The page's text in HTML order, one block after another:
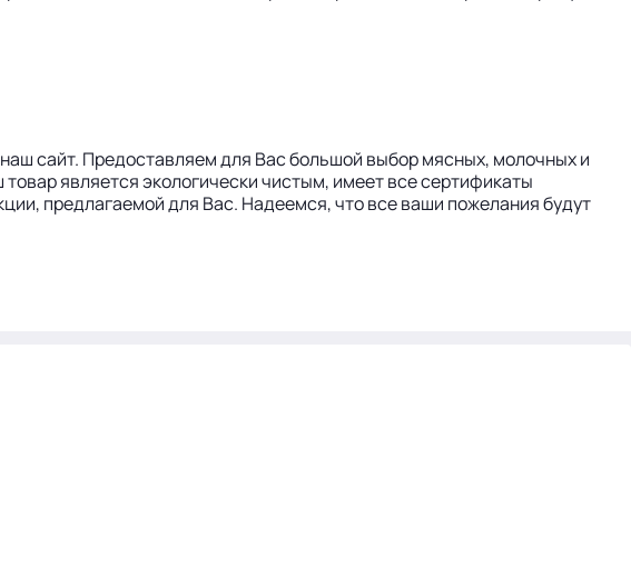
сайт. Предоставляем для Вас большой выбор мясных, молочных и
является экологически чистым, имеет все сертификаты
предлагаемой для Вас. Надеемся, что все ваши пожелания будут